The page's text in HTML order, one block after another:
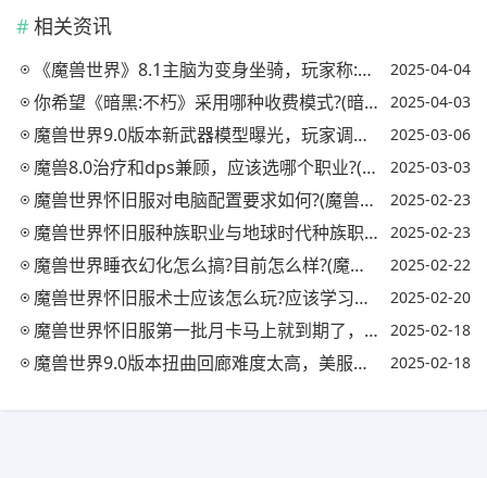
相关资讯
《魔兽世界》8.1主脑为变身坐骑，玩家称:速度最快的章鱼坐骑，具体有多快? 2025-04-04
你希望《暗黑:不朽》采用哪种收费模式?(暗黑破坏神:不朽收费模式) 2025-04-03
魔兽世界9.0版本新武器模型曝光，玩家调侃:暴雪美工终于再次上线了，如何评价? 2025-03-06
魔兽8.0治疗和dps兼顾，应该选哪个职业?(魔兽世界8.3治疗职业哪个好) 2025-03-03
魔兽世界怀旧服对电脑配置要求如何?(魔兽世界怀旧服电脑配置要求高吗) 2025-02-23
魔兽世界怀旧服种族职业与地球时代种族职业对比，如何选择?(魔兽世界怀旧种族职业搭配) 2025-02-23
魔兽世界睡衣幻化怎么搞?目前怎么样?(魔兽世界幻化衣服) 2025-02-22
魔兽世界怀旧服术士应该怎么玩?应该学习什么专业?(魔兽怀旧服术士怎么样) 2025-02-20
魔兽世界怀旧服第一批月卡马上就到期了，说说你练到多少级?(魔兽世界怀旧服月卡多少金一张) 2025-02-18
魔兽世界9.0版本扭曲回廊难度太高，美服玩家怒喷设计师:抄都抄不明白.如何看待? 2025-02-18